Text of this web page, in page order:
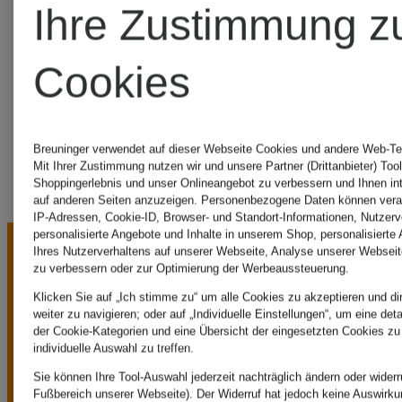
MARYAN
MEHLHORN
UNSERE
Ihre Zustimmung
Cookies
Breuninger verwendet auf dieser Webseite Cookies und andere Web-
Mit Ihrer Zustimmung nutzen wir und unsere Partner (Drittanbieter)
Shoppingerlebnis und unser Onlineangebot zu verbessern und Ihnen
auf anderen Seiten anzuzeigen. Personenbezogene Daten können
IP-Adressen, Cookie-ID, Browser- und Standort-Informationen,
personalisierte Angebote und Inhalte in unserem Shop, personalisierte
Ihres Nutzerverhaltens auf unserer Webseite, Analyse unserer
zu verbessern oder zur Optimierung der Werbeaussteuerung.
Klicken Sie auf „Ich stimme zu“ um alle Cookies zu akzeptieren und
weiter zu navigieren; oder auf „Individuelle Einstellungen“, um eine
der Cookie-Kategorien und eine Übersicht der eingesetzten Cookies
individuelle Auswahl zu treffen.
Sie können Ihre Tool-Auswahl jederzeit nachträglich ändern oder
Fußbereich unserer Webseite). Der Widerruf hat jedoch keine